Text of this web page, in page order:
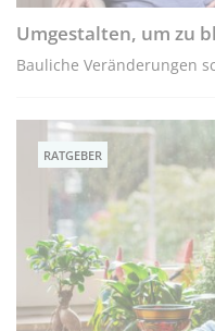
Umgestalten, um zu
Bauliche Veränderungen
RATGEBER